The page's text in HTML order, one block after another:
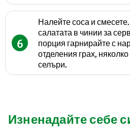
6
Налейте соса и
салатата в чинии за
порция гарнирайте с
отделения грах,
селъри.
Изненадайте себе